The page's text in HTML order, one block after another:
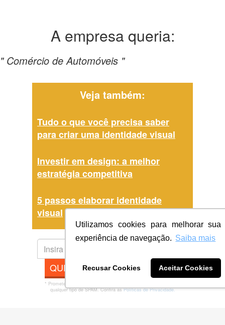
Utilizamos cookies para melhorar sua
experiência de navegação. Saiba mais
Recusar Cookies Aceitar Cookies
A empresa queria:
" Comércio de Automóveis "
Veja também:
Tudo o que você precisa saber
para criar uma identidade visual
Investir em design: a melhor
estratégia competitiva
5 passos elaborar identidade
visual
QUERO MINHA ARTE AGORA
* Prometemos não compartilhar e utilizar seus dados para enviar
qualquer tipo de SPAM. Confira asPolíticas de Privacidade.